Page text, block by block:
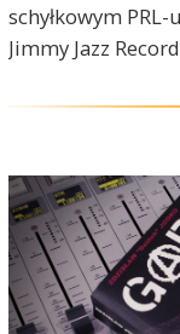
schyłkowym
Jimmy Jazz